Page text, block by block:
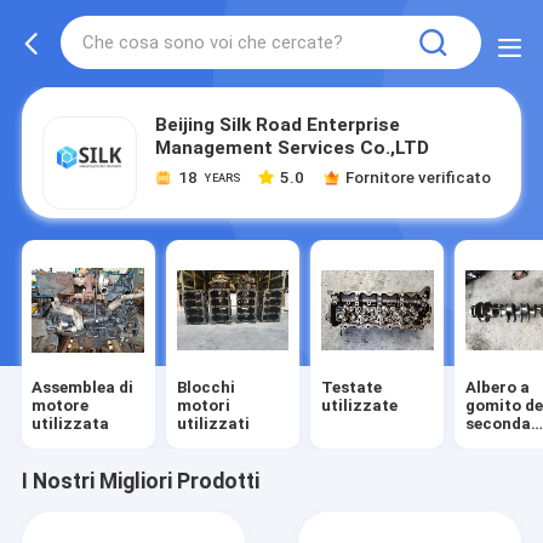
Beijing Silk Road Enterprise
Management Services Co.,LTD
18 YEARS 5.0 Fornitore verificato
Assemblea di
motore
utilizzata
Blocchi
motori
utilizzati
Testate
utilizzate
Albero a
gomito
seconda
I Nostri Migliori Prodotti